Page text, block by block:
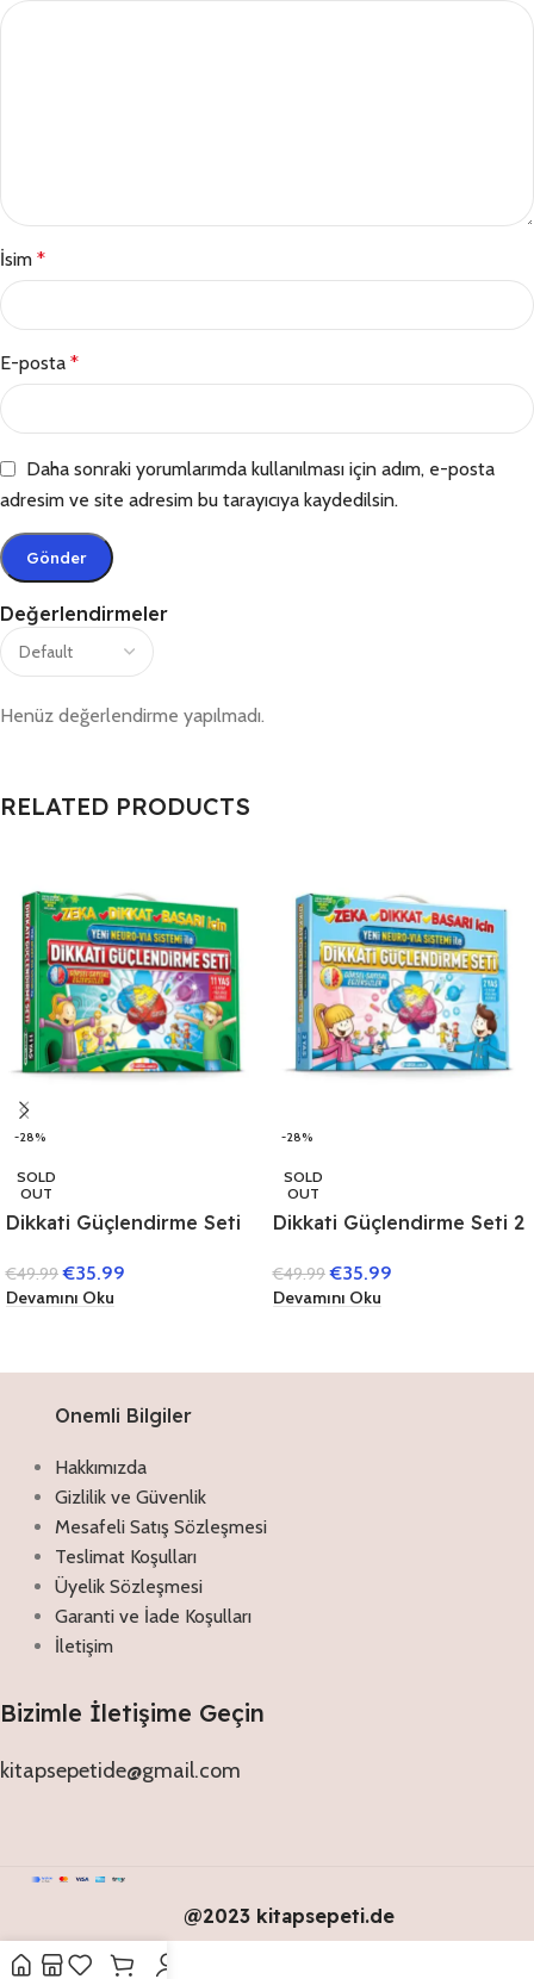
Değerlendirmeler
Henüz değerlendirme yapılmadı.
İsim *
E-posta *
Daha sonraki yorumlarımda kullanılması için adım, e-posta
adresim ve site adresim bu tarayıcıya kaydedilsin.
RELATED PRODUCTS
-28%
SOLD
OUT
Dikkati Güçlendirme Seti
€49.99 €35.99
Devamını Oku
-28%
SOLD
OUT
Dikkati Güçlendirme Seti 2
€49.99 €35.99
Devamını Oku
Onemli Bilgiler
Hakkımızda
Gizlilik ve Güvenlik
Mesafeli Satış Sözleşmesi
Teslimat Koşulları
Üyelik Sözleşmesi
Garanti ve İade Koşulları
İletişim
Bizimle İletişime Geçin
kitapsepetide@gmail.com
@2023 kitapsepeti.de